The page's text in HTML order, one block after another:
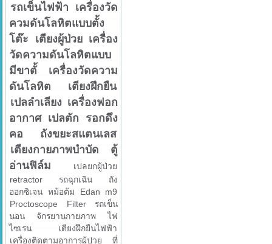
รถเข็นไฟฟ้า
เครื่องวัด
ควมดันโลหิตแบบตั้ง
โต๊ะ
เตียงผู้ป่วย เครื่อง
วัดความดันโลหิตแบบ
มีขาตั้
เครื่องวัดความ
ดันโลหิต
เตียงฝึกยืน
เปลลำเลียง เครื่องฟอก
อากาศ เปลตัก
รอกดึง
คอ
ถังขยะสแตนเลส
เตียงกายภาพบำบัด
ตู้
อ่านฟิล์ม
เปลยกผู้ป่วย
retractor
รถฉุกเฉิน
ถัง
ออกซิเจน หม้อต้ม
Edan m9
Proctoscope
Filter
รถเข็น
นอน
จักรยานกายภาพ
ไฟ
ไซเรน
เตียงฝึกยืนไฟฟ้า
เครื่องติดตามอาการผู้ปวย
ที่